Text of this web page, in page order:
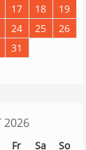
17 18
19
24 25
26
31
2026
Fr Sa
So